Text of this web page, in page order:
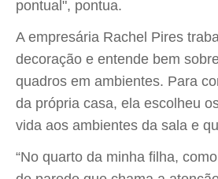
pontual", pontua.
A empresária Rachel Pires
decoração e entende bem
quadros em ambientes. Para
da própria casa, ela escolheu
vida aos ambientes da sala e
“No quarto da minha filha,